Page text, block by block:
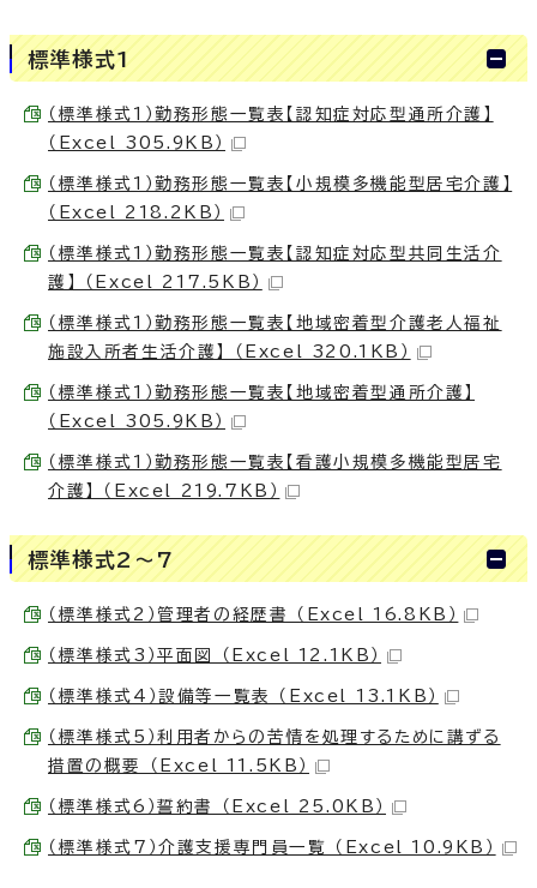
標準様式1
（標準様式1）勤務形態一覧表【認知症対応型通所介護】
（Excel 305.9KB）
（標準様式1）勤務形態一覧表【小規模多機能型居宅介護】
（Excel 218.2KB）
（標準様式1）勤務形態一覧表【認知症対応型共同生活介
護】 （Excel 217.5KB）
（標準様式1）勤務形態一覧表【地域密着型介護老人福祉
施設入所者生活介護】 （Excel 320.1KB）
（標準様式1）勤務形態一覧表【地域密着型通所介護】
（Excel 305.9KB）
（標準様式1）勤務形態一覧表【看護小規模多機能型居宅
介護】 （Excel 219.7KB）
標準様式2～7
（標準様式2）管理者の経歴書 （Excel 16.8KB）
（標準様式3）平面図 （Excel 12.1KB）
（標準様式4）設備等一覧表 （Excel 13.1KB）
（標準様式5）利用者からの苦情を処理するために講ずる
措置の概要 （Excel 11.5KB）
（標準様式6）誓約書 （Excel 25.0KB）
（標準様式7）介護支援専門員一覧 （Excel 10.9KB）